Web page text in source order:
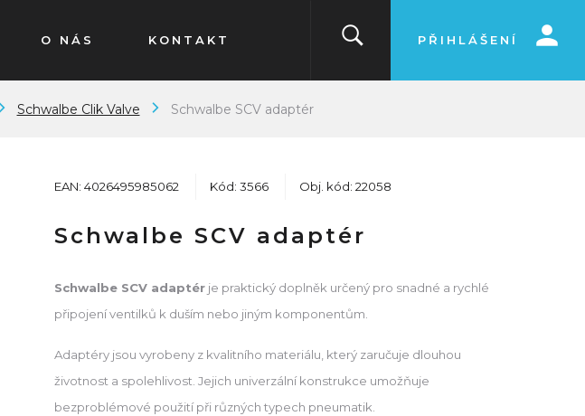
O NÁS KONTAKT PŘIHLÁŠENÍ
Schwalbe Clik Valve Schwalbe SCV adaptér
EAN: 4026495985062 Kód: 3566 Obj. kód: 22058
Schwalbe SCV adaptér
Schwalbe SCV adaptérje praktický doplněk určený pro snadné a rychlé
připojení ventilků k duším nebo jiným komponentům.
Adaptéry jsou vyrobeny z kvalitního materiálu, který zaručuje dlouhou
životnost a spolehlivost. Jejich univerzální konstrukce umožňuje
bezproblémové použití při různých typech pneumatik.